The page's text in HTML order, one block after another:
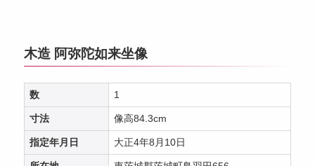
木造 阿弥陀如来坐像
数 1
寸法 像高84.3cm
指定年月日 大正4年8月10日